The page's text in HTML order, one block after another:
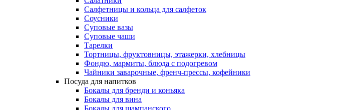
Салфетницы и кольца для салфеток
Соусники
Суповые вазы
Суповые чаши
Тарелки
Тортницы, фруктовницы, этажерки, хлебницы
Фондю, мармиты, блюда с подогревом
Чайники заварочные, френч-прессы, кофейники
Посуда для напитков
Бокалы для бренди и коньяка
Бокалы для вина
Бокалы для шампанского